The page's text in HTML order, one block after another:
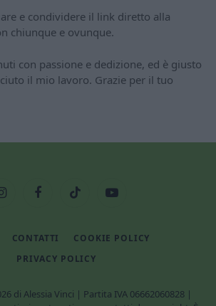
e condividere il link diretto alla
chiunque e ovunque.
con passione e dedizione, ed è giusto
il mio lavoro. Grazie per il tuo
InstagramFacebookTikTok YouTube
CONTATTI
COOKIE POLICY
PRIVACY POLICY
di Alessia Vinci | Partita IVA 06662060828 |